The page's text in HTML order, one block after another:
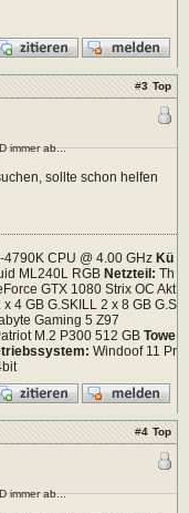
#3 Top
immer ab...
sollte schon helfen
4790K CPU @ 4.00 GHz Kü
ML240L RGBNetzteil: Th
GTX 1080 Strix OC Akt
x 4 GB G.SKILL 2 x 8 GB G.S
Gaming 5 Z97
M.2 P300 512 GB Towe
Windoof 11 Pr
#4 Top
immer ab...